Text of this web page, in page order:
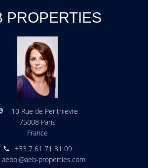
PROPERTIES
10 Rue de Penthievre
75008 Paris
France
+33 7 61 71 31 09
aebol@aeb-properties.com